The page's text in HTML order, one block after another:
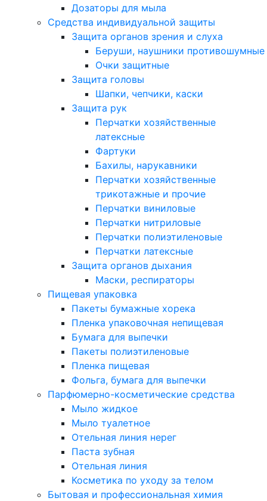
Дозаторы для мыла
Средства индивидуальной защиты
Защита органов зрения и слуха
Беруши, наушники противошумные
Очки защитные
Защита головы
Шапки, чепчики, каски
Защита рук
Перчатки хозяйственные
латексные
Фартуки
Бахилы, нарукавники
Перчатки хозяйственные
трикотажные и прочие
Перчатки виниловые
Перчатки нитриловые
Перчатки полиэтиленовые
Перчатки латексные
Защита органов дыхания
Маски, респираторы
Пищевая упаковка
Пакеты бумажные хорека
Пленка упаковочная непищевая
Бумага для выпечки
Пакеты полиэтиленовые
Пленка пищевая
Фольга, бумага для выпечки
Парфюмерно-косметические средства
Мыло жидкое
Мыло туалетное
Отельная линия нерег
Паста зубная
Отельная линия
Косметика по уходу за телом
Бытовая и профессиональная химия